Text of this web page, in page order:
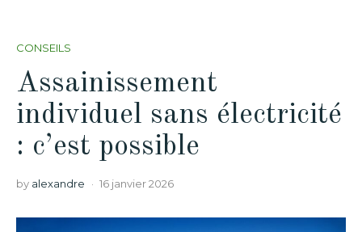
CONSEILS
Assainissement
individuel sans électricité
: c’est possible
by alexandre 16 janvier 2026